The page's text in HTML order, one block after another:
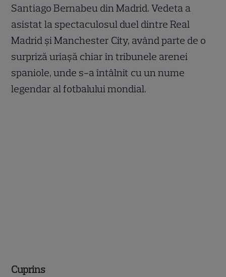
Santiago Bernabeu din Madrid. Vedeta a
asistat la spectaculosul duel dintre Real
Madrid și Manchester City, având parte de o
surpriză uriașă chiar în tribunele arenei
spaniole, unde s-a întâlnit cu un nume
legendar al fotbalului mondial.
Cuprins